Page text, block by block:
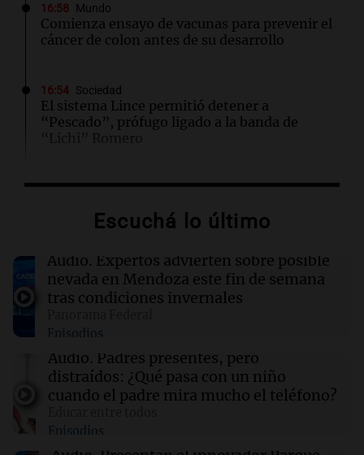
16:58 Mundo
Comienza ensayo de vacunas para prevenir el
cáncer de colon antes de su desarrollo
16:54 Sociedad
El sistema Lince permitió detener a
“Pescado”, prófugo ligado a la banda de
“Lichi” Romero
16:53 Mundo
de los estadounidenses, según reciente
16:52 Espectáculos
Zulma Lobato fue hallada en situación de calle
16:50 Mundo
Voepass enfrenta acusaciones tras el trágico
accidente aéreo en Brasil que dejó 62 muertos
16:50 Mundo
Escuchá lo último
Audio. Expertos advierten sobre posible
nevada en Mendoza este fin de semana
tras condiciones invernales
Episodios
Audio. Padres presentes, pero
distraídos: ¿Qué pasa con un niño
cuando el padre mira mucho el teléfono?
Episodios